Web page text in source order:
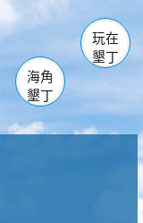
南仁湖
佳樂水
區心
園 風吹沙龍磐公園
灣
砂島
鑾鼻
海角
墾丁
玩在
墾丁